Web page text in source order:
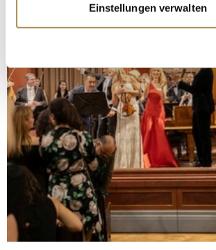
Informationen über Ihre
erfassen, welche bis auf einige
bestimmten Merkmalen
Erfahren Sie mehr darüber, wie Ihre
verarbeitet werden, und legen Sie Ihre
Abschnitt Einzelheitenfest.
Wir verwenden Cookies, um Inhalte und
personalisieren, Funktionen für soziale
zu können und die Zugriffe auf unsere
analysieren. Außerdem geben wir
Verwendung unserer Website an unsere
Einstellungen verwalten